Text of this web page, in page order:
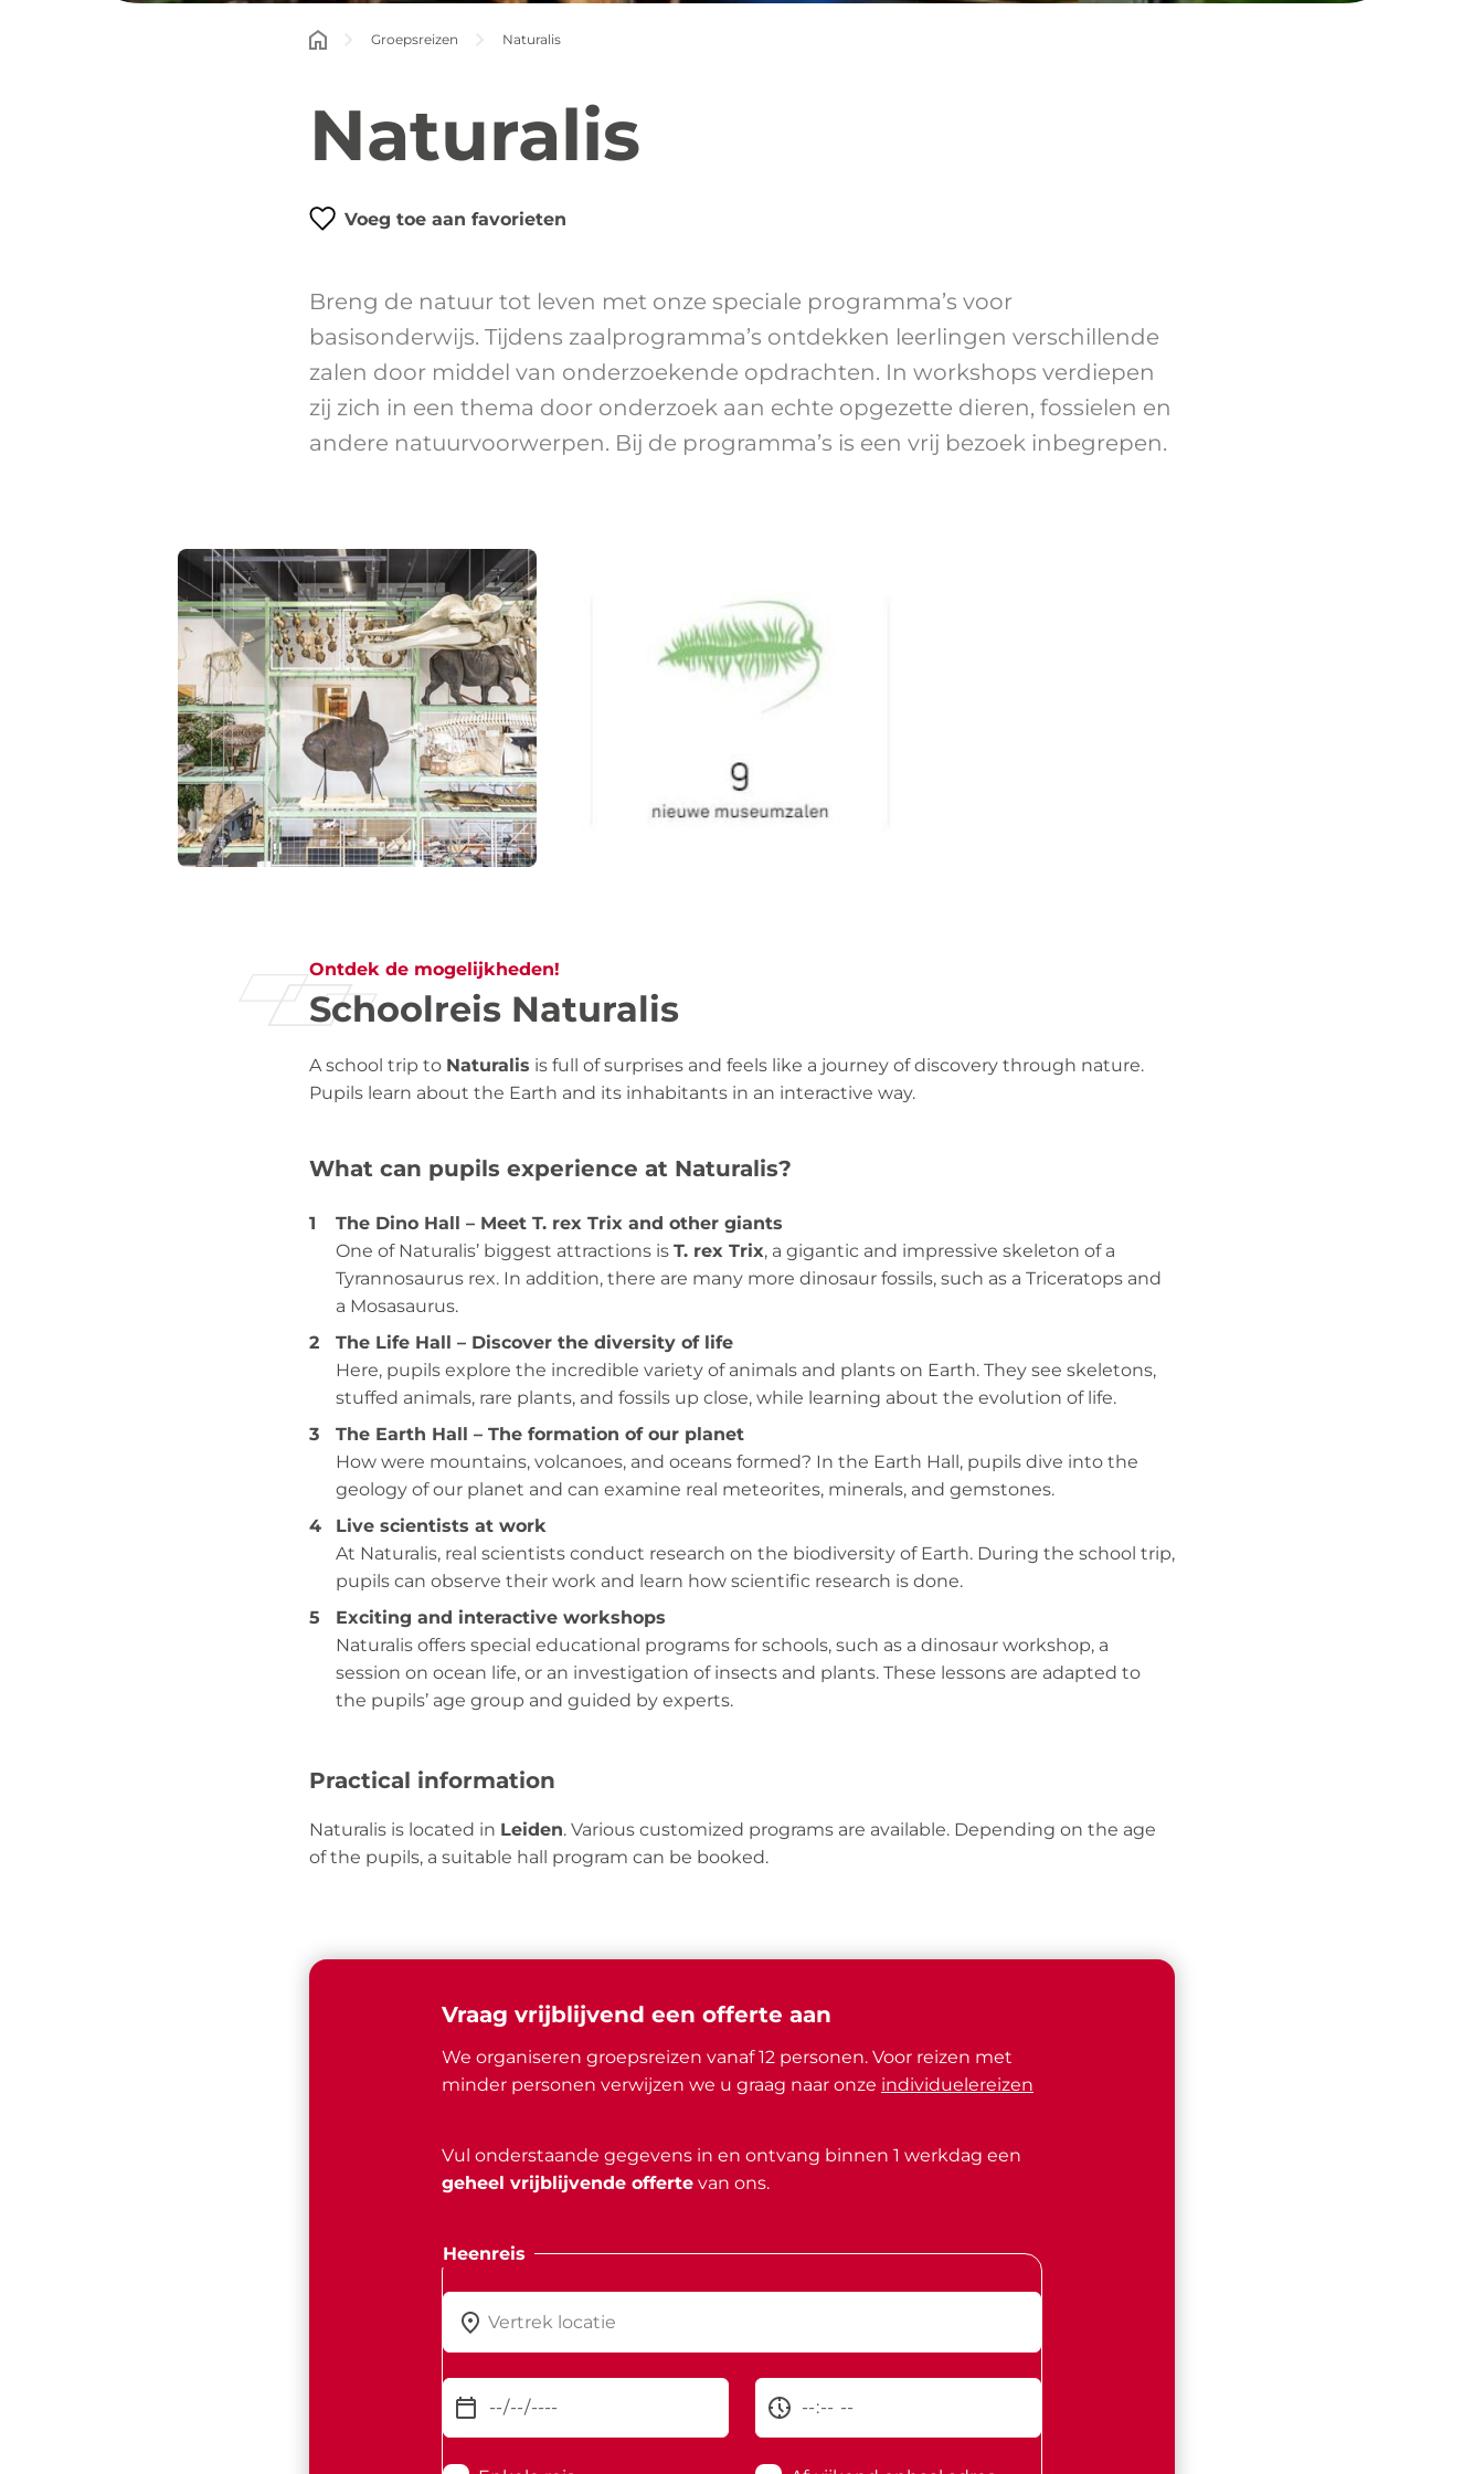
Groepsreizen Naturalis
Naturalis
Voeg toe aan favorieten
Breng de natuur tot leven met onze speciale programma’s voor
basisonderwijs. Tijdens zaalprogramma’s ontdekken leerlingen verschillende
zalen door middel van onderzoekende opdrachten. In workshops verdiepen
zij zich in een thema door onderzoek aan echte opgezette dieren, fossielen en
andere natuurvoorwerpen. Bij de programma’s is een vrij bezoek inbegrepen.
Ontdek de mogelijkheden!
Schoolreis Naturalis
A school trip to Naturalis is full of surprises and feels like a journey of discovery through nature.
Pupils learn about the Earth and its inhabitants in an interactive way.
What can pupils experience at Naturalis?
The Dino Hall – Meet T. rex Trix and other giants
One of Naturalis’ biggest attractions is T. rex Trix, a gigantic and impressive skeleton of a
Tyrannosaurus rex. In addition, there are many more dinosaur fossils, such as a Triceratops and
a Mosasaurus.
The Life Hall – Discover the diversity of life
Here, pupils explore the incredible variety of animals and plants on Earth. They see skeletons,
stuffed animals, rare plants, and fossils up close, while learning about the evolution of life.
The Earth Hall – The formation of our planet
How were mountains, volcanoes, and oceans formed? In the Earth Hall, pupils dive into the
geology of our planet and can examine real meteorites, minerals, and gemstones.
Live scientists at work
At Naturalis, real scientists conduct research on the biodiversity of Earth. During the school trip,
pupils can observe their work and learn how scientific research is done.
Exciting and interactive workshops
Naturalis offers special educational programs for schools, such as a dinosaur workshop, a
session on ocean life, or an investigation of insects and plants. These lessons are adapted to
the pupils’ age group and guided by experts.
Practical information
Naturalis is located in Leiden. Various customized programs are available. Depending on the age
of the pupils, a suitable hall program can be booked.
Vraag vrijblijvend een offerte aan
We organiseren groepsreizen vanaf 12 personen. Voor reizen met
minder personen verwijzen we u graag naar onze individuelereizen
Vul onderstaande gegevens in en ontvang binnen 1 werkdag een
geheel vrijblijvende offerte van ons.
Heenreis